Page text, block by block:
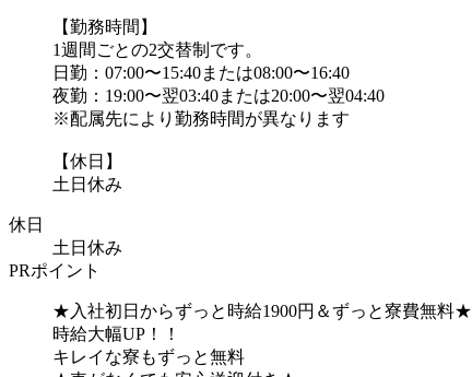
【勤務時間】
1週間ごとの2交替制です。
日勤：07:00〜15:40または08:00〜16:40
夜勤：19:00〜翌03:40または20:00〜翌04:40
※配属先により勤務時間が異なります
【休日】
土日休み
休日
土日休み
PRポイント
★入社初日からずっと時給1900円＆ずっと寮費無料★
時給大幅UP！！
キレイな寮もずっと無料